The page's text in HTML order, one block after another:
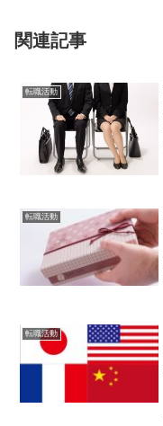
関連記事
転職活動
転職活動
転職活動